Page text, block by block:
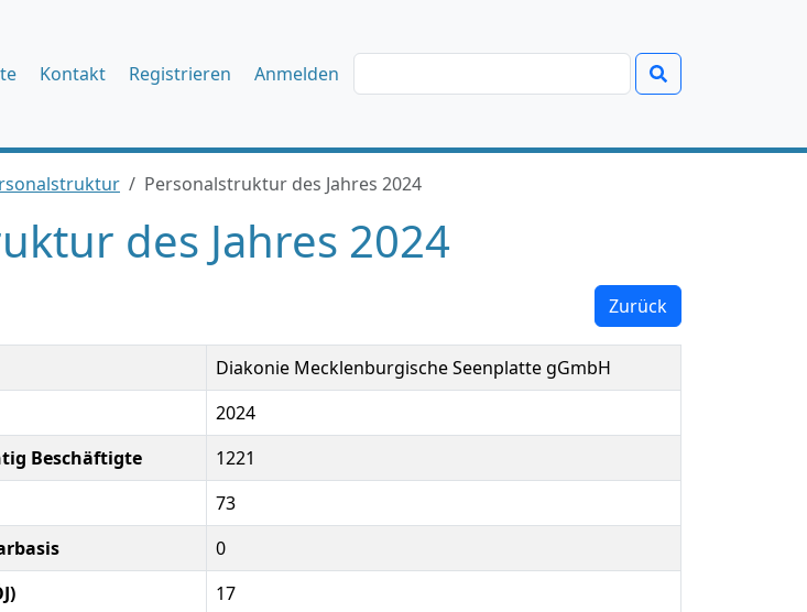
Kontakt Registrieren Anmelden
Personalstruktur des Jahres 2024
des Jahres 2024
Zurück
Diakonie Mecklenburgische Seenplatte gGmbH
2024
Beschäftigte
1221
73
0
17